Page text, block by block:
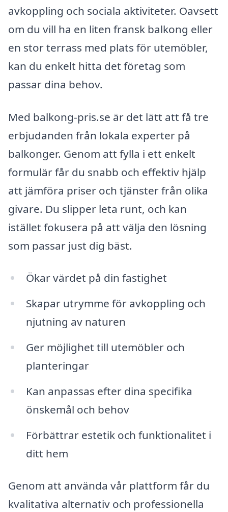
avkoppling och sociala aktiviteter. Oavsett
om du vill ha en liten fransk balkong eller
en stor terrass med plats för utemöbler,
kan du enkelt hitta det företag som
passar dina behov.
Med balkong-pris.se är det lätt att få tre
erbjudanden från lokala experter på
balkonger. Genom att fylla i ett enkelt
formulär får du snabb och effektiv hjälp
att jämföra priser och tjänster från olika
givare. Du slipper leta runt, och kan
istället fokusera på att välja den lösning
som passar just dig bäst.
Ökar värdet på din fastighet
Skapar utrymme för avkoppling och
njutning av naturen
Ger möjlighet till utemöbler och
planteringar
Kan anpassas efter dina specifika
önskemål och behov
Förbättrar estetik och funktionalitet i
ditt hem
Genom att använda vår plattform får du
kvalitativa alternativ och professionella